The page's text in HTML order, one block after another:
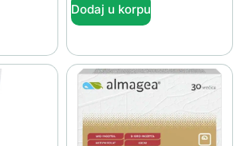
Dodaj u korpu